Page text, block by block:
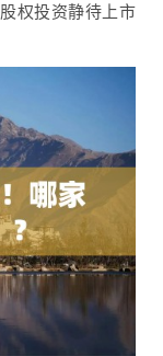
权投资静待上市